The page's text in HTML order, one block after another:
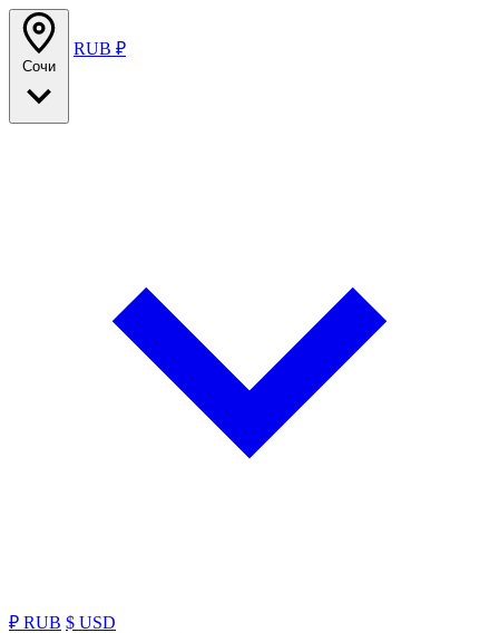
Сочи
RUB ₽
₽ RUB $ USD